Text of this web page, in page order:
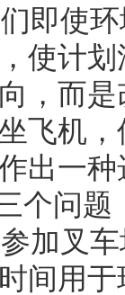
即使
使计
，而
飞机
出一种
个问题
加叉
间用